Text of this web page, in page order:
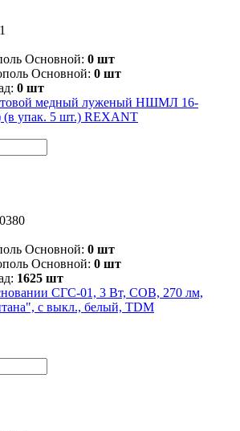
Основной: 0 шт
Основной: 0 шт
0 шт
медный луженый НШМЛ 16-
упак. 5 шт.) REXANT
Основной: 0 шт
Основной: 0 шт
1625 шт
СГС-01, 3 Вт, COB, 270 лм,
c выкл., белый, TDM